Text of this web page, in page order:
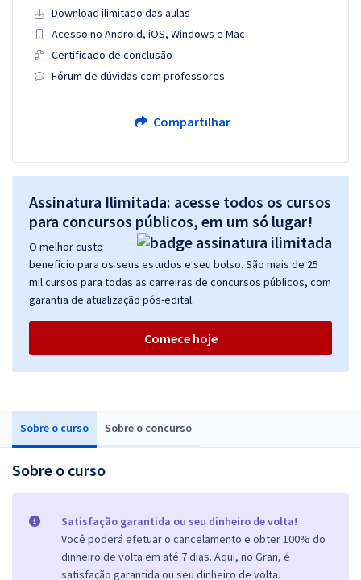
Sobre o curso Sobre o concurso
Sobre o curso
Satisfação garantida ou seu dinheiro de volta!
Você poderá efetuar o cancelamento e obter 100% do
dinheiro de volta em até 7 dias. Aqui, no Gran, é
satisfação garantida ou seu dinheiro de volta.
Download ilimitado das aulas
Acesso no Android, iOS, Windows e Mac
Certificado de conclusão
Fórum de dúvidas com professores
Compartilhar
Assinatura Ilimitada: acesse todos os cursos
para concursos públicos, em um só lugar!
O melhor custo
benefício para os seus estudos e seu bolso. São mais de 25
mil cursos para todas as carreiras de concursos públicos, com
garantia de atualização pós-edital.
Comece hoje